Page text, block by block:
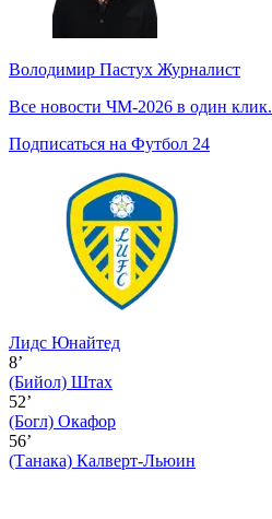
Володимир Пастух Журналист
Все новости ЧМ-2026 в один клик.
Подписаться на Футбол 24
Лидс Юнайтед
8’
(Бийол) Штах
52’
(Богл) Окафор
56’
(Танака) Калверт-Льюин